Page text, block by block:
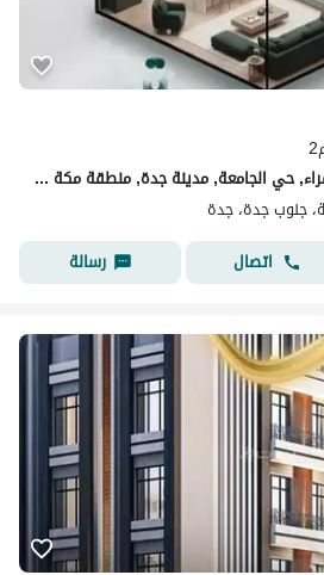
شقة للبيع في شارع خلف الفراء, حي الجامعة, مدينة جدة, منطقة مكة المكرمة
جنوب جدة، جدة
اتصال رسالة